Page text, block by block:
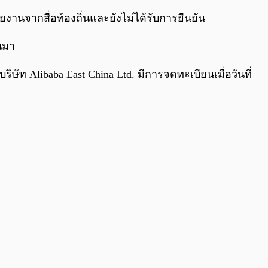
0:00/
งานจากสื่อท้องถิ่นและยังไม่ได้รับการยืนยัน
มา
ท Alibaba East China Ltd. มีการจดทะเบียนเมื่อวันที่